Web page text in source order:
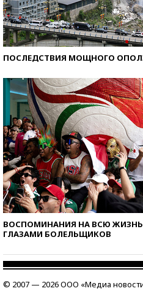
ПОСЛЕДСТВИЯ МОЩНОГО
ВОСПОМИНАНИЯ НА ВСЮ
ГЛАЗАМИ БОЛЕЛЬЩИКОВ
© 2007 — 2026 ООО «Медиа